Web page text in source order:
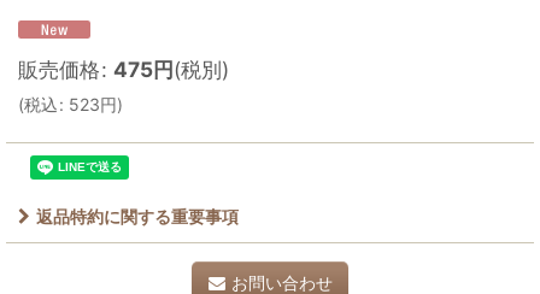
販売価格: 475円(税別)
(税込: 523円)
返品特約に関する重要事項
お問い合わせ